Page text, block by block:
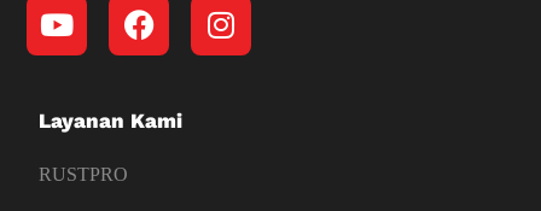
Layanan Kami
RUSTPRO